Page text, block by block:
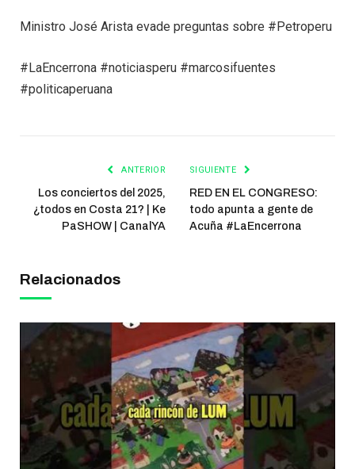
Ministro José Arista evade preguntas sobre #Petroperu
#LaEncerrona #noticiasperu #marcosifuentes
#politicaperuana
ANTERIOR
Los conciertos del 2025,
¿todos en Costa 21? | Ke
PaSHOW | CanalYA
SIGUIENTE
RED EN EL CONGRESO:
todo apunta a gente de
Acuña #LaEncerrona
Relacionados